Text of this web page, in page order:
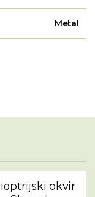
Metal